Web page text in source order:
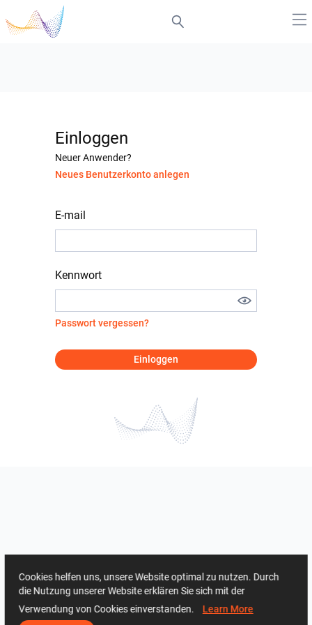
Einloggen
Neuer Anwender?
Neues Benutzerkonto anlegen
E-mail
Kennwort
Passwort vergessen?
Einloggen
Cookies helfen uns, unsere Website optimal zu nutzen. Durch
die Nutzung unserer Website erklären Sie sich mit der
Verwendung von Cookies einverstanden. Learn More